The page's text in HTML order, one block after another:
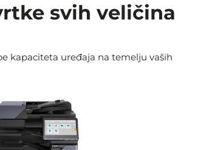
svih veličina
kapaciteta uređaja na temelju vaših